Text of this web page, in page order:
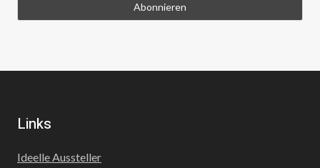
Links
Ideelle Aussteller